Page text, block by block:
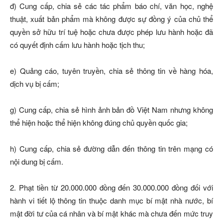
đ) Cung cấp, chia sẻ các tác phẩm báo chí, văn học, nghệ
thuật, xuất bản phẩm mà không được sự đồng ý của chủ thể
quyền sở hữu trí tuệ hoặc chưa được phép lưu hành hoặc đã
có quyết định cấm lưu hành hoặc tịch thu;
e) Quảng cáo, tuyên truyền, chia sẻ thông tin về hàng hóa,
dịch vụ bị cấm;
g) Cung cấp, chia sẻ hình ảnh bản đồ Việt Nam nhưng không
thể hiện hoặc thể hiện không đúng chủ quyền quốc gia;
h) Cung cấp, chia sẻ đường dẫn đến thông tin trên mạng có
nội dung bị cấm.
2. Phạt tiền từ 20.000.000 đồng đến 30.000.000 đồng đối với
hành vi tiết lộ thông tin thuộc danh mục bí mật nhà nước, bí
mật đời tư của cá nhân và bí mật khác mà chưa đến mức truy